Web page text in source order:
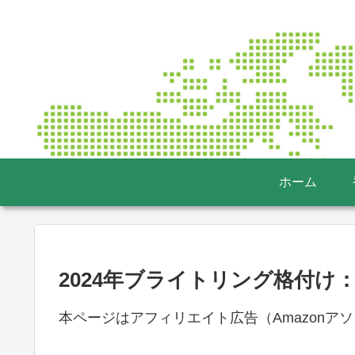
ホーム
2024年ブライトリング格付け
本ページはアフィリエイト広告（Amazonア